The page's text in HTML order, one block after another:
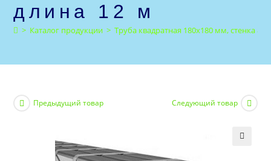
длина 12 м
> Каталог продукции > Труба квадратная 180х180 мм, стенка
Предыдущий товар Следующий товар